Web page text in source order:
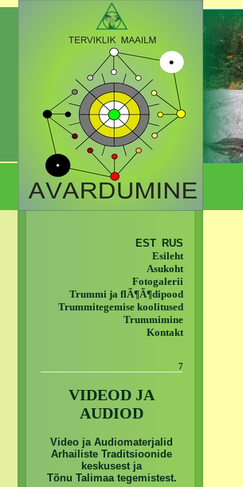
EST RUS
Esileht
Asukoht
Fotogalerii
Trummi ja flÃ¶Ã¶dipood
Trummitegemise koolitused
Trummimine
Kontakt
7
VIDEOD JA
AUDIOD
Video ja Audiomaterjalid
Arhailiste Traditsioonide
keskusest ja
Tõnu Talimaa tegemistest.